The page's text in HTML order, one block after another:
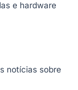
e hardware
notícias sobre